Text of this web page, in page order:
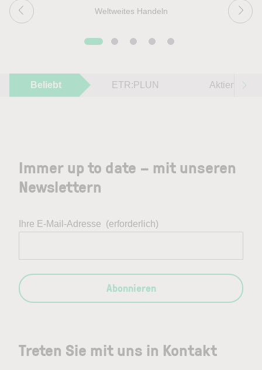
Weltweites Handeln
Beliebt ETR:PLUN Aktien im
Treten Sie mit uns in Kontakt
Immer up to date – mit unseren
Newslettern
Ihre E-Mail-Adresse (erforderlich)
Abonnieren